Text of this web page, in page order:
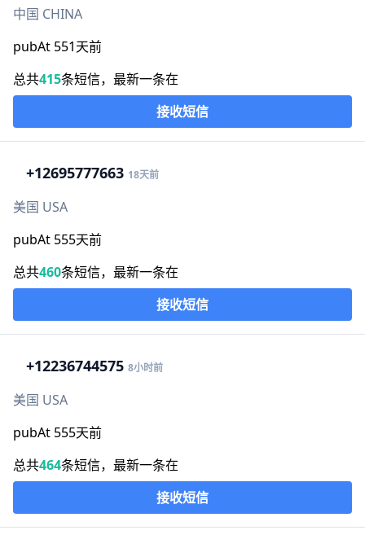
中国 CHINA
pubAt 551天前
总共415条短信，最新一条在
接收短信
+12695777663 18天前
美国 USA
pubAt 555天前
总共460条短信，最新一条在
接收短信
+12236744575 8小时前
美国 USA
pubAt 555天前
总共464条短信，最新一条在
接收短信